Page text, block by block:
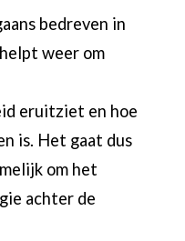
bedreven in
weer om
eruitziet en hoe
is. Het gaat dus
om het
achter de